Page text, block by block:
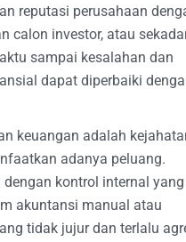
reputasi perusahaan
calon investor, atau
sampai kesalahan dan
dapat diperbaiki
keuangan adalah
adanya peluang.
dengan kontrol internal yang
akuntansi manual atau
tidak jujur ​​dan terlalu